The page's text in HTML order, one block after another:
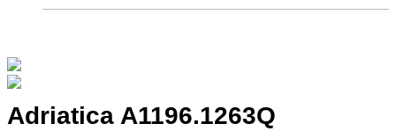
Adriatica A1196.1263Q